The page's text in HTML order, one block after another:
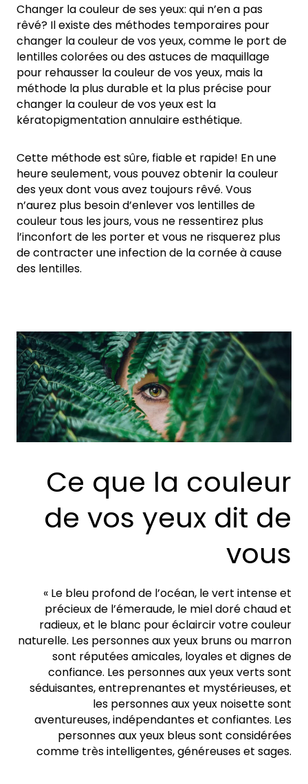
Changer la couleur de ses yeux: qui n’en a pas
rêvé? Il existe des méthodes temporaires pour
changer la couleur de vos yeux, comme le port de
lentilles colorées ou des astuces de maquillage
pour rehausser la couleur de vos yeux, mais la
méthode la plus durable et la plus précise pour
changer la couleur de vos yeux est la
kératopigmentation annulaire esthétique.
Cette méthode est sûre, fiable et rapide! En une
heure seulement, vous pouvez obtenir la couleur
des yeux dont vous avez toujours rêvé. Vous
n’aurez plus besoin d’enlever vos lentilles de
couleur tous les jours, vous ne ressentirez plus
l’inconfort de les porter et vous ne risquerez plus
de contracter une infection de la cornée à cause
des lentilles.
Ce que la couleur
de vos yeux dit de
vous
« Le bleu profond de l’océan, le vert intense et
précieux de l’émeraude, le miel doré chaud et
radieux, et le blanc pour éclaircir votre couleur
naturelle. Les personnes aux yeux bruns ou marron
sont réputées amicales, loyales et dignes de
confiance. Les personnes aux yeux verts sont
séduisantes, entreprenantes et mystérieuses, et
les personnes aux yeux noisette sont
aventureuses, indépendantes et confiantes. Les
personnes aux yeux bleus sont considérées
comme très intelligentes, généreuses et sages.